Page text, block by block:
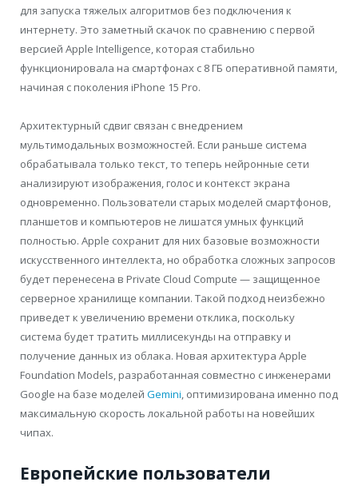
для запуска тяжелых алгоритмов без подключения к
интернету. Это заметный скачок по сравнению с первой
версией Apple Intelligence, которая стабильно
функционировала на смартфонах с 8 ГБ оперативной памяти,
начиная с поколения iPhone 15 Pro.
Архитектурный сдвиг связан с внедрением
мультимодальных возможностей. Если раньше система
обрабатывала только текст, то теперь нейронные сети
анализируют изображения, голос и контекст экрана
одновременно. Пользователи старых моделей смартфонов,
планшетов и компьютеров не лишатся умных функций
полностью. Apple сохранит для них базовые возможности
искусственного интеллекта, но обработка сложных запросов
будет перенесена в Private Cloud Compute — защищенное
серверное хранилище компании. Такой подход неизбежно
приведет к увеличению времени отклика, поскольку
система будет тратить миллисекунды на отправку и
получение данных из облака. Новая архитектура Apple
Foundation Models, разработанная совместно с инженерами
Google на базе моделей Gemini, оптимизирована именно под
максимальную скорость локальной работы на новейших
чипах.
Европейские пользователи